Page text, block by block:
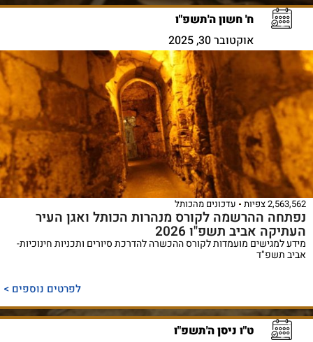
ח' חשון ה'תשפ"ו
אוקטובר 30, 2025
2,563,562 צפיות עדכונים מהכותל
נפתחה ההרשמה לקורס מנהרות הכותל ואגן העיר
העתיקה אביב תשפ"ו 2026
מידע למגישים מועמדות לקורס ההכשרה להדרכת סיורים ותכניות חינוכיות-
אביב תשפ"ד
לפרטים נוספים >
ט"ו ניסן ה'תשפ"ו